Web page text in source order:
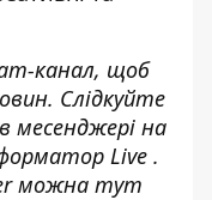
канал, щоб
Слідкуйте
месенджері на
Live .
можна тут